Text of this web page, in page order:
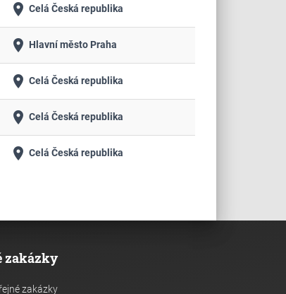
place Celá Česká republika
place Hlavní město Praha
place Celá Česká republika
place Celá Česká republika
place Celá Česká republika
zakázky
zakázky